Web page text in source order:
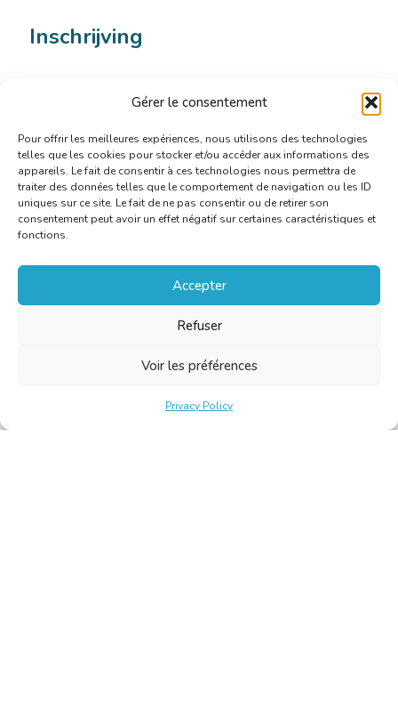
Gérer le consentement
Pour offrir les meilleures expériences, nous utilisons des technologies
telles que les cookies pour stocker et/ou accéder aux informations des
appareils. Le fait de consentir à ces technologies nous permettra de
traiter des données telles que le comportement de navigation ou les ID
uniques sur ce site. Le fait de ne pas consentir ou de retirer son
consentement peut avoir un effet négatif sur certaines caractéristiques et
fonctions.
Accepter
Refuser
Voir les préférences
Privacy Policy
Inschrijving
secretariat@cbti-bkvt.org.